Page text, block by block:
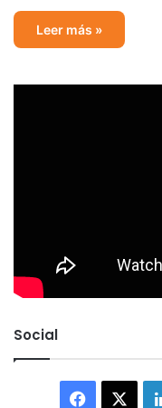
Leer más »
Social
Facebook